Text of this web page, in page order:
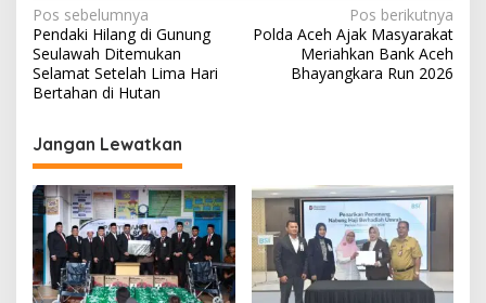
N
a
v
i
g
a
s
i
p
o
Pos sebelumnya
Pendaki Hilang di Gunung
Seulawah Ditemukan
Selamat Setelah Lima Hari
Bertahan di Hutan
Pos berikutnya
Polda Aceh Ajak Masyarakat
Meriahkan Bank Aceh
Bhayangkara Run 2026
Jangan Lewatkan